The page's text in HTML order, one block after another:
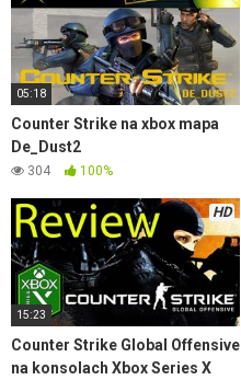
05:18
Counter Strike na xbox mapa
De_Dust2
304 100%
HD
15:23
Counter Strike Global Offensive
na konsolach Xbox Series X